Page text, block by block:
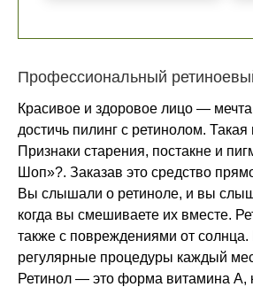
Профессиональный
Красивое и здоровое лицо —
достичь пилинг с ретинолом.
Признаки старения, постакне и
Шоп»?. Заказав это средство
Вы слышали о ретиноле, и вы
когда вы смешиваете их вместе.
также с повреждениями от
регулярные процедуры каждый
Ретинол — это форма витамина А,